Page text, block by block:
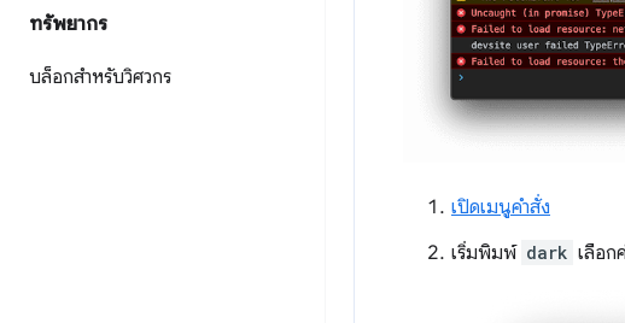
ทรัพยากร
บล็อกสำหรับวิศวกร
เปิดเมนูคำสั่ง
เริ่มพิมพ์ dark เลือก